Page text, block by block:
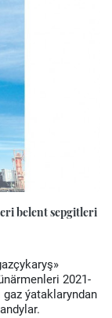
belent sepgitleri
2021-
ýataklaryndan